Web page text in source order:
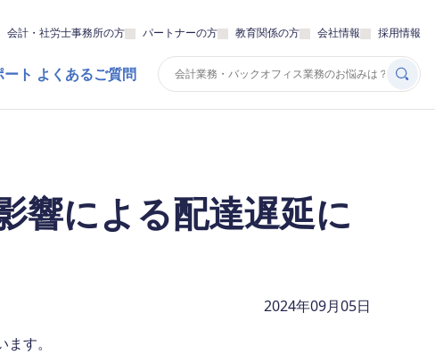
会計・社労士事務所の方 パートナーの方 教育関係の方 会社情報 採用情報
ト よくあるご質問
響による配達遅延に
2024年09月05日
す。